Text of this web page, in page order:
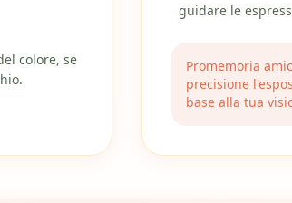
colore, se
guidare le
Promemoria
precisione
base alla tua